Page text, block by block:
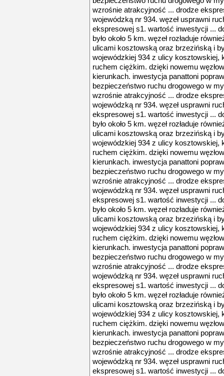
wzrośnie atrakcyjność ... drodze
wojewódzką nr 934. węzeł usprawni
ekspresowej s1. wartość inwestycji ...
było około 5 km. węzeł rozładuje
ulicami kosztowską oraz brzezińską i
wojewódzkiej 934 z ulicy kosztowskiej,
ruchem ciężkim. dzięki nowemu
kierunkach. inwestycja panattoni
bezpieczeństwo ruchu drogowego w
wzrośnie atrakcyjność ... drodze
wojewódzką nr 934. węzeł usprawni
ekspresowej s1. wartość inwestycji ...
było około 5 km. węzeł rozładuje
ulicami kosztowską oraz brzezińską i
wojewódzkiej 934 z ulicy kosztowskiej,
ruchem ciężkim. dzięki nowemu
kierunkach. inwestycja panattoni
bezpieczeństwo ruchu drogowego w
wzrośnie atrakcyjność ... drodze
wojewódzką nr 934. węzeł usprawni
ekspresowej s1. wartość inwestycji ...
było około 5 km. węzeł rozładuje
ulicami kosztowską oraz brzezińską i
wojewódzkiej 934 z ulicy kosztowskiej,
ruchem ciężkim. dzięki nowemu
kierunkach. inwestycja panattoni
bezpieczeństwo ruchu drogowego w
wzrośnie atrakcyjność ... drodze
wojewódzką nr 934. węzeł usprawni
ekspresowej s1. wartość inwestycji ...
było około 5 km. węzeł rozładuje
ulicami kosztowską oraz brzezińską i
wojewódzkiej 934 z ulicy kosztowskiej,
ruchem ciężkim. dzięki nowemu
kierunkach. inwestycja panattoni
bezpieczeństwo ruchu drogowego w
wzrośnie atrakcyjność ... drodze
wojewódzką nr 934. węzeł usprawni
ekspresowej s1. wartość inwestycji ...